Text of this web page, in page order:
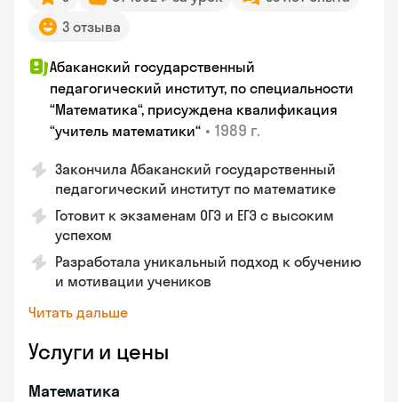
3 отзыва
Абаканский государственный
педагогический институт, по специальности
“Математика“, присуждена квалификация
“учитель математики“ • 1989 г.
Закончила Абаканский государственный
педагогический институт по математике
Готовит к экзаменам ОГЭ и ЕГЭ с высоким
успехом
Разработала уникальный подход к обучению
и мотивации учеников
Читать дальше
Услуги и цены
Математика